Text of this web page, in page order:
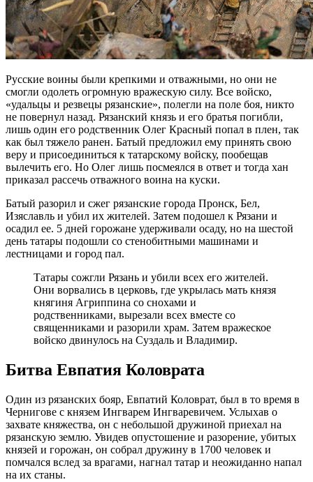
Русские воины были крепкими и отважными, но они не
смогли одолеть огромную вражескую силу. Все войско,
«удальцы и резвецы рязанские», полегли на поле боя, никто
не повернул назад. Рязанский князь и его братья погибли,
лишь один его родственник Олег Красный попал в плен, так
как был тяжело ранен. Батый предложил ему принять свою
веру и присоединиться к татарскому войску, пообещав
вылечить его. Но Олег лишь посмеялся в ответ и тогда хан
приказал рассечь отважного воина на куски.
Батый разорил и сжег рязанские города Пронск, Бел,
Изяславль и убил их жителей. Затем подошел к Рязани и
осадил ее. 5 дней горожане удерживали осаду, но на шестой
день татары подошли со стенобитными машинами и
лестницами и город пал.
Татары сожгли Рязань и убили всех его жителей.
Они ворвались в церковь, где укрылась мать князя
княгиня Агриппина со снохами и
родственниками, вырезали всех вместе со
священниками и разорили храм. Затем вражеское
войско двинулось на Суздаль и Владимир.
Битва Евпатия Коловрата
Один из рязанских бояр, Евпатий Коловрат, был в то время в
Чернигове с князем Ингварем Ингваревичем. Услыхав о
захвате княжества, он с небольшой дружиной приехал на
рязанскую землю. Увидев опустошение и разорение, убитых
князей и горожан, он собрал дружину в 1700 человек и
помчался вслед за врагами, нагнал татар и неожиданно напал
на их станы.